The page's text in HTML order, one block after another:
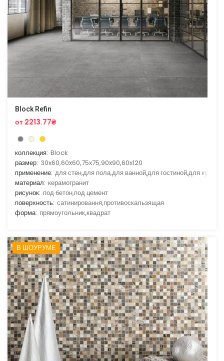
Block Refin
от 2213.77₴
коллекция: Block
размер: 30x60,60x60,75x75,90x90,60x120
применение: для стен,для пола,для ванной,для гостиной,для кухни
материал: керамогранит
рисунок: под бетон,под цемент
поверхность: сатинировання,противоскальзящая
форма: прямоугольник,квадрат
В ШОУРУМЕ